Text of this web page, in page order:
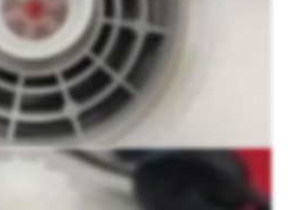
состав отличает быстрая
отверстий укладывается
создает герметичные узлы
в основании.
разработали специально, как
для креплений анкеров в
которые не рассчитаны на